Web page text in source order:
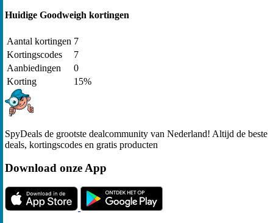
Huidige Goodweigh kortingen
Aantal kortingen 7
Kortingscodes
7
Aanbiedingen
0
Korting
15%
SpyDeals de grootste dealcommunity van Nederland! Altijd de beste
deals, kortingscodes en gratis producten
Download onze App